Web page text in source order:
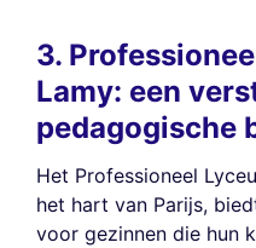
3.
Lamy: een
pedagogische
Het Professioneel
het hart van Parijs,
voor gezinnen die hun